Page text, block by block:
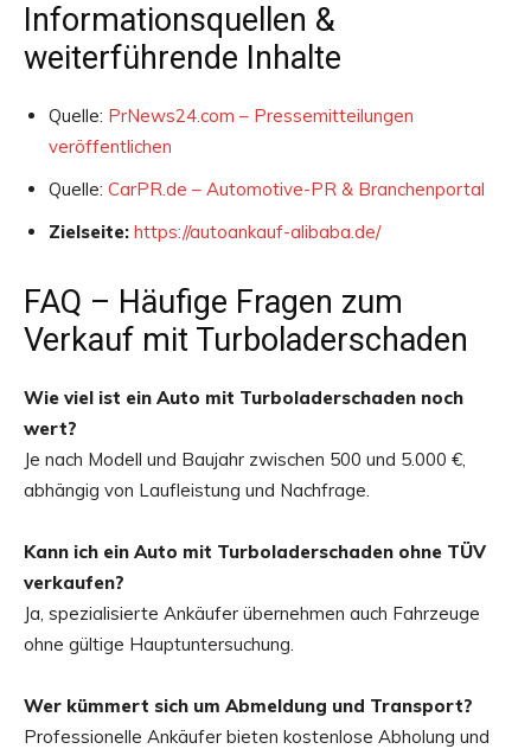
Informationsquellen &
weiterführende Inhalte
Quelle: PrNews24.com – Pressemitteilungen
veröffentlichen
Quelle: CarPR.de – Automotive-PR & Branchenportal
Zielseite: https://autoankauf-alibaba.de/
FAQ – Häufige Fragen zum
Verkauf mit Turboladerschaden
Wie viel ist ein Auto mit Turboladerschaden noch
wert?
Je nach Modell und Baujahr zwischen 500 und 5.000 €,
abhängig von Laufleistung und Nachfrage.
Kann ich ein Auto mit Turboladerschaden ohne TÜV
verkaufen?
Ja, spezialisierte Ankäufer übernehmen auch Fahrzeuge
ohne gültige Hauptuntersuchung.
Wer kümmert sich um Abmeldung und Transport?
Professionelle Ankäufer bieten kostenlose Abholung und